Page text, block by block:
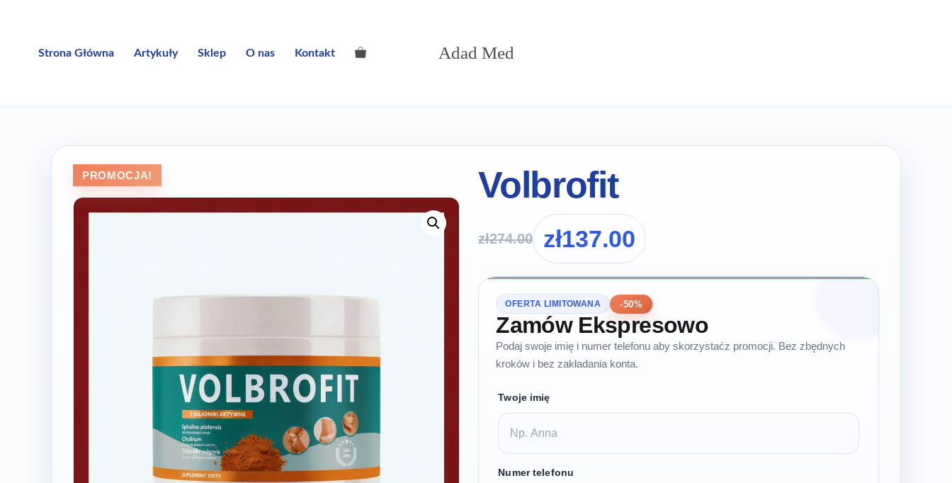
Adad Med
Strona Główna Artykuły Sklep O nas Kontakt
PROMOCJA! Volbrofit
zł274.00 zł137.00
OFERTA LIMITOWANA -50%
Zamów Ekspresowo
Podaj swoje imię i numer telefonu aby skorzystaćz promocji. Bez zbędnych
kroków i bez zakładania konta.
Twoje imię
Numer telefonu